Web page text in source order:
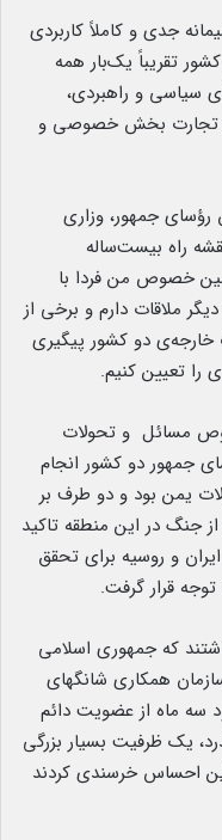
جدی و کاملاً کاربردی
تقریباً یک‌بار همه
سیاسی و راهبردی،
تجارت بخش خصوصی و
رؤسای جمهور، وزاری
راه بیست‌ساله
خصوص من فردا با
ملاقات دارم و برخی از
خارجه‌ی دو کشور پیگیری
را تعیین کنیم.
مسائل و تحولات
جمهور دو کشور انجام
یمن بود و دو طرف بر
جنگ در این منطقه تاکید
و روسیه برای تحقق
قرار گرفت.
که جمهوری اسلامی
همکاری شانگهای
سه ماه از عضویت دائم
یک ظرفیت بسیار بزرگی
احساس خرسندی کردند